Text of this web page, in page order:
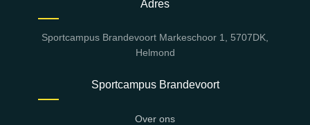
Adres
Sportcampus Brandevoort Markeschoor 1, 5707DK,
Helmond
Sportcampus Brandevoort
Over ons